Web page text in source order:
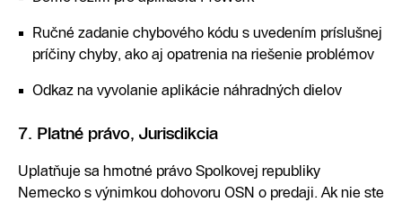
Ručné zadanie chybového kódu s uvedením príslušnej
príčiny chyby, ako aj opatrenia na riešenie problémov
Odkaz na vyvolanie aplikácie náhradných dielov
7. Platné právo, Jurisdikcia
Uplatňuje sa hmotné právo Spolkovej republiky
Nemecko s výnimkou dohovoru OSN o predaji. Ak nie ste